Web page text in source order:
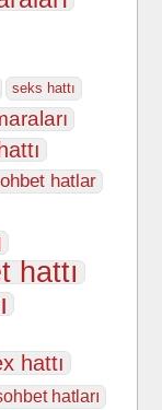
seks hattı
hatlar
hattı
hattı
hatları